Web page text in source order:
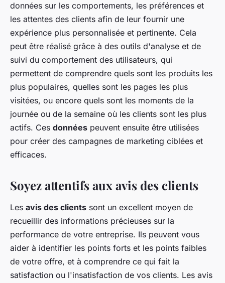
données sur les comportements, les préférences et
les attentes des clients afin de leur fournir une
expérience plus personnalisée et pertinente. Cela
peut être réalisé grâce à des outils d'analyse et de
suivi du comportement des utilisateurs, qui
permettent de comprendre quels sont les produits les
plus populaires, quelles sont les pages les plus
visitées, ou encore quels sont les moments de la
journée ou de la semaine où les clients sont les plus
actifs. Ces données peuvent ensuite être utilisées
pour créer des campagnes de marketing ciblées et
efficaces.
Soyez attentifs aux avis des clients
Les avis des clients sont un excellent moyen de
recueillir des informations précieuses sur la
performance de votre entreprise. Ils peuvent vous
aider à identifier les points forts et les points faibles
de votre offre, et à comprendre ce qui fait la
satisfaction ou l'insatisfaction de vos clients. Les avis